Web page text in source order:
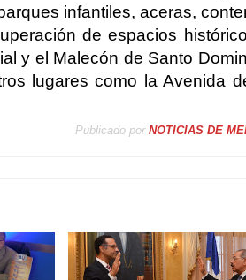
infantiles, aceras,
de espacios
y el Malecón de Santo
lugares como la Avenida
Publicado por NOTICIAS DE